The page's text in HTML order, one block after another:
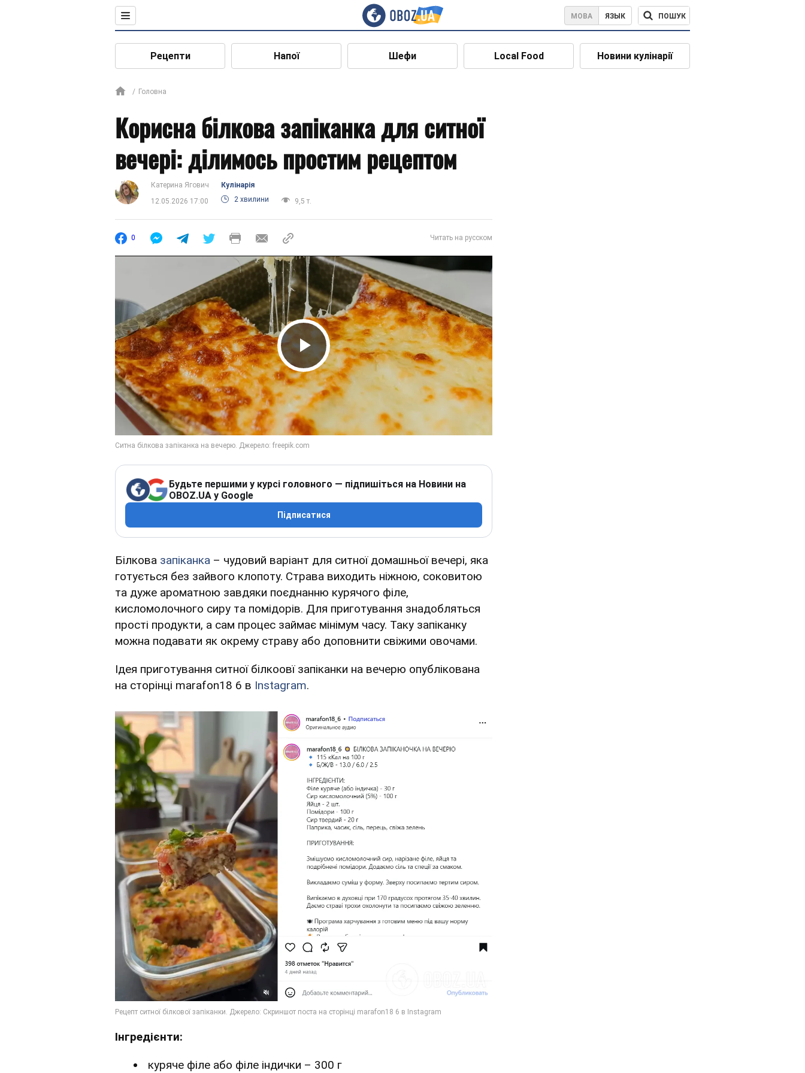
МОВА ЯЗЫК ПОШУК
Рецепти Напої Шефи Local Food Новини кулінарії
Головна
Корисна білкова запіканка для ситної
вечері: ділимось простим рецептом
Катерина Ягович
Кулінарія
12.05.2026 17:00
2 хвилини 9,5 т.
0 Читать на русском
Play Video
Будьте першими у курсі головного — підпишіться на Новини на
OBOZ.UA у Google
Підписатися
Білкова запіканка – чудовий варіант для ситної домашньої вечері, яка
готується без зайвого клопоту. Страва виходить ніжною, соковитою
та дуже ароматною завдяки поєднанню курячого філе,
кисломолочного сиру та помідорів. Для приготування знадобляться
прості продукти, а сам процес займає мінімум часу. Таку запіканку
можна подавати як окрему страву або доповнити свіжими овочами.
Ідея приготування ситної білкоовї запіканки на вечерю опублікована
на сторінці marafon18 6 в Instagram.
Інгредієнти:
куряче філе або філе індички – 300 г